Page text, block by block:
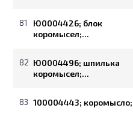
81
Ю0004426; блок
коромысел;...
82 Ю0004496; шпилька
коромысел;...
83 100004443;